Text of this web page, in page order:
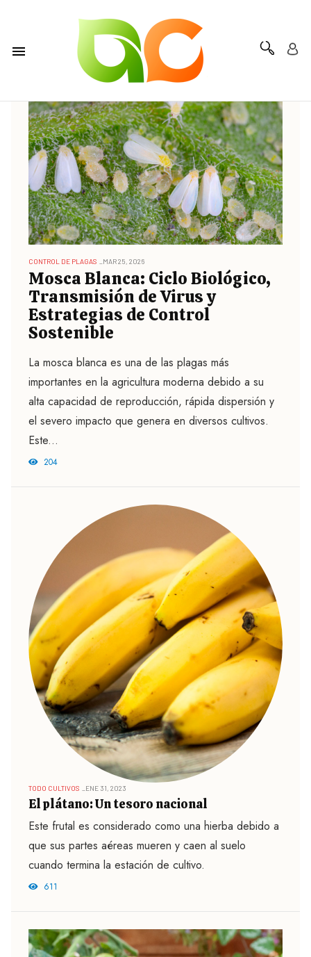
CONTROL DE PLAGAS MAR 25, 2026
Mosca Blanca: Ciclo Biológico,
Transmisión de Virus y
Estrategias de Control
Sostenible
La mosca blanca es una de las plagas más
importantes en la agricultura moderna debido a su
alta capacidad de reproducción, rápida dispersión y
el severo impacto que genera en diversos cultivos.
Este...
204
TODO CULTIVOS ENE 31, 2023
El plátano: Un tesoro nacional
Este frutal es considerado como una hierba debido a
que sus partes aéreas mueren y caen al suelo
cuando termina la estación de cultivo.
611